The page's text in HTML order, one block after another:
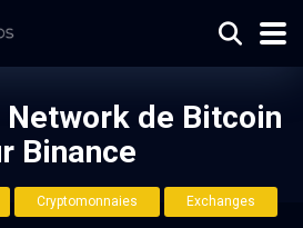
de Bitcoin
Binance
Cryptomonnaies Exchanges